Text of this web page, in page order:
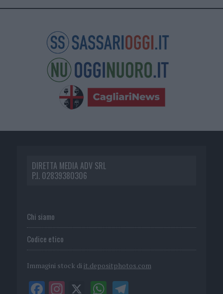
DIRETTA MEDIA ADV SRL
P.I. 02839380306
Chi siamo
Codice etico
Immagini stock di it.depositphotos.com